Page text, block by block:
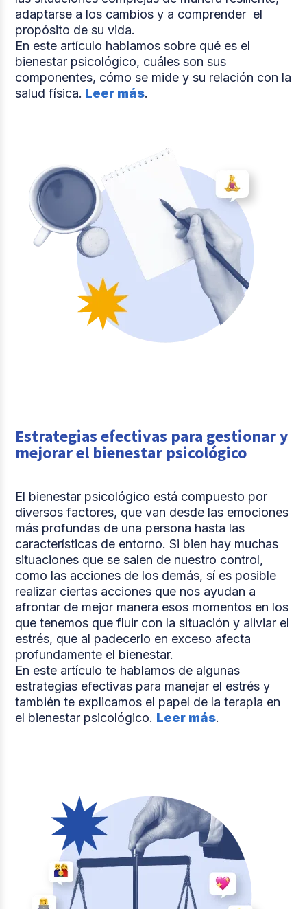
adaptarse a los cambios y a comprender el
propósito de su vida.
En este artículo hablamos sobre qué es el
bienestar psicológico, cuáles son sus
componentes, cómo se mide y su relación con la
salud física. Leer más.
Estrategias efectivas para gestionar y
mejorar el bienestar psicológico
El bienestar psicológico está compuesto por
diversos factores, que van desde las emociones
más profundas de una persona hasta las
características de entorno. Si bien hay muchas
situaciones que se salen de nuestro control,
como las acciones de los demás, sí es posible
realizar ciertas acciones que nos ayudan a
afrontar de mejor manera esos momentos en los
que tenemos que fluir con la situación y aliviar el
estrés, que al padecerlo en exceso afecta
profundamente el bienestar.
En este artículo te hablamos de algunas
estrategias efectivas para manejar el estrés y
también te explicamos el papel de la terapia en
el bienestar psicológico. Leer más.